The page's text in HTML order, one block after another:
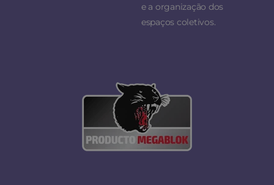
e a organização dos
espaços coletivos.